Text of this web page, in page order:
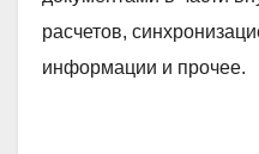
расчетов,
информации и прочее.